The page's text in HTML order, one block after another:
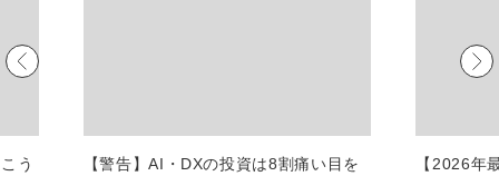
常勤監査役
う
【警告】AI・DXの投資は8割痛い目を
【2026